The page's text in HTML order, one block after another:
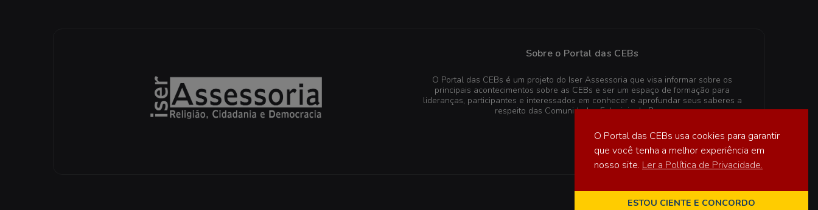
Sobre o Portal das CEBs
O Portal das CEBs é um projeto do Iser Assessoria que visa informar sobre os
principais acontecimentos sobre as CEBs e ser um espaço de formação para
lideranças, participantes e interessados em conhecer e aprofundar seus saberes a
respeito das Comunidades Eclesiais de Base.
O Portal das CEBs usa cookies para garantir
que você tenha a melhor experiência em
nosso site. Ler a Política de Privacidade.
ESTOU CIENTE E CONCORDO